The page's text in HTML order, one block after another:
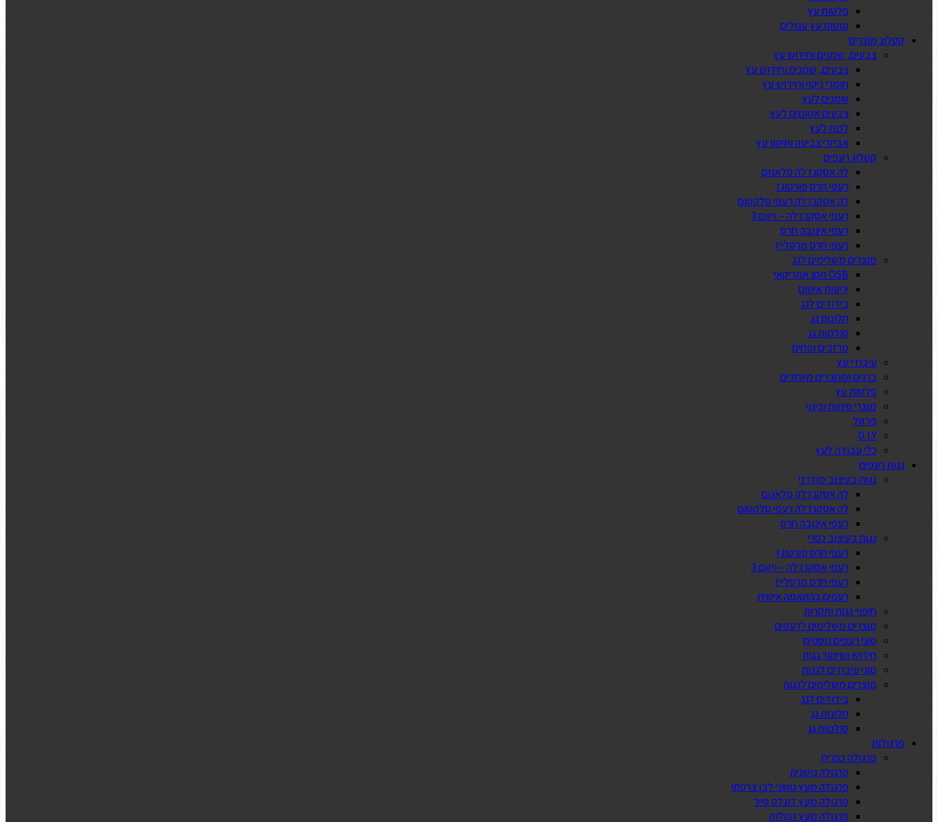
פלטות עץ
מוטות עץ עגולים
קטלוג מוצרים
צבעים, שמנים וחידוש עץ
צבעים, שמנים וחידוש עץ
חומרי ניקוי וחידוש עץ
שמנים לעץ
צבעים אטומים לעץ
לכות לעץ
אביזרי צביעה ותיקון עץ
קטלוג רעפים
לה אסקנדלה פלאנום
רעפי חרס פורטוגז
לה אסקנדלה רעפי סלקטום
רעפי אסקנדלה – ויזום 3
רעפי אינובה חרס
רעפי חרס מרסלייז
מוצרים משלימים לגג
OSB תקן אמריקאי
יריעות איטום
בידודים לגג
חלונות גג
סולמות גג
מרזבים ופחים
עיבודי עץ
ברגים ומחברים מיוחדים
פלטות עץ
מוצרי פיתוח ובינוי
פרזול
D.I.Y
כלי עבודה לעץ
גגות רעפים
גגות בעיצוב מודרני
לה אסקנדלה פלאנום
לה אסקנדלה רעפי סלקטום
רעפי אינובה חרס
גגות בעיצוב כפרי
רעפי חרס פורטוגז
רעפי אסקנדלה – ויזום 3
רעפי חרס מרסלייז
רעפים בהתאמה אישית
חיפויי גגות ותקרות
מוצרים משלימים לרעפים
סוגי רעפים נוספים
חידוש ושימור גגות
סוגי עיבודים לגגות
מוצרים משלימים לגגות
בידודים לגג
חלונות גג
סולמות גג
פרגולות
פרגולה כפרית
פרגולה גושנית
פרגולה מעץ גושני לבן צרפתי
פרגולה מעץ דוגלס פייר
פרגולה מעץ המלוק